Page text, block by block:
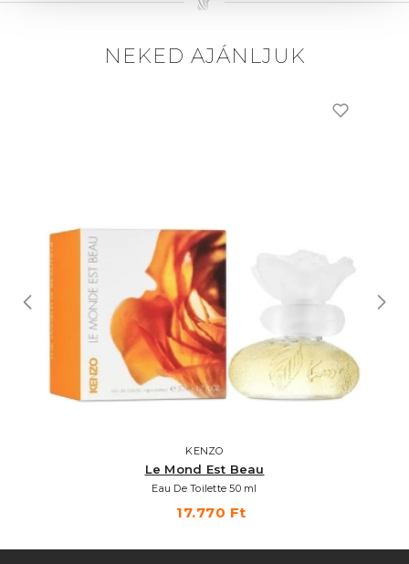
NEKED AJÁNLJUK
KENZO
Le Mond Est Beau
Eau De Toilette 50 ml
17.770 Ft